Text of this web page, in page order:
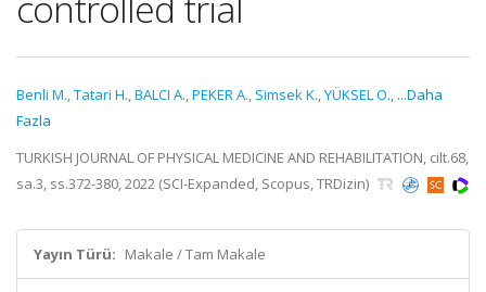
Benli M.,Tatari H.,BALCI A.,PEKER A., Simsek K.,YÜKSEL O., ...Daha
Fazla
TURKISH JOURNAL OF PHYSICAL MEDICINE AND REHABILITATION, cilt.68,
sa.3, ss.372-380, 2022 (SCI-Expanded, Scopus, TRDizin)
Yayın Türü: Makale / Tam Makale